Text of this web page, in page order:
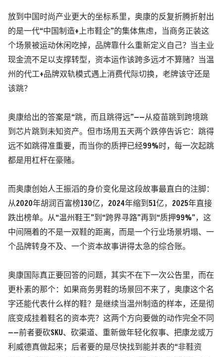
放到中国时尚产业更大的坐标系里，奥康的反复折腾折射出
的是一代“中国制造+上市鞋企”的集体焦虑，当商务正装这
个场景被运动休闲吃掉，品牌靠什么重新定义自己？当主业
现金流不足以支撑转型，资本运作该跨多远才不算赌？当温
州的代工+品牌双轨模式遇上消费代际切换，老牌该守还是
该跳？
奥康给出的答案是“跳，而且跳得远”——从疫苗跳到跨境跳
到芯片跳到未知资产。但市场用五天两个跌停告诉它：跳得
远不如跳得准重要，而当你的质押已经99%时，每一次起跳
都是用杠杆在豪赌。
而奥康创始人王振滔的身价变化是这段故事最直白的注脚：
从2020年胡润百富榜130亿，2024年缩到51亿，2025年直接
跌出榜单。
从“温州鞋王”到“跨界寻路”再到“质押99%”，这
中间隔着的不是一双鞋的距离，而是一个行业场景坍塌、一
个品牌转身不及、一个资本故事讲得太急的综合账。
奥康国际真正要回答的问题，其实不在下一次公告里，而在
更朴素的那个： 如果商务男鞋的场景回不来了，奥康这个名
字还能代表什么样的鞋？是继续当温州制造的样本，还是彻
底变成挂着鞋名的资本壳？ 这两个方向要做的动作完全不同
——前者要砍SKU、砍渠道、重新做年轻化叙事、把康龙或万
利威德真做起来；后者要的是尽快找到能并表的“非鞋资